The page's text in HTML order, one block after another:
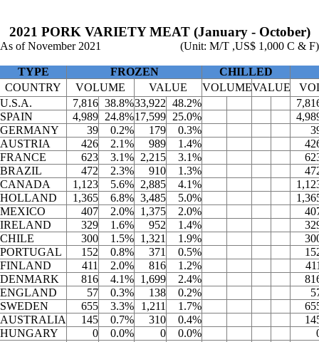
2021 PORK VARIETY MEAT (January - October)
As of November 2021 (Unit: M/T ,US$ 1,000 C & F)
TYPE FROZEN
CHILLED
COUNTRY
VOLUME VALUE VOLUMEVALUE
U.S.A.
7,816 38.8%33,922 48.2%
SPAIN
4,989 24.8%17,599 25.0%
GERMANY
39 0.2% 179 0.3%
AUSTRIA
426 2.1% 989 1.4%
FRANCE
623 3.1% 2,215 3.1%
BRAZIL
472 2.3% 910 1.3%
CANADA
1,123 5.6% 2,885 4.1%
HOLLAND
1,365 6.8% 3,485 5.0%
MEXICO
407 2.0% 1,375 2.0%
IRELAND
329 1.6% 952 1.4%
CHILE
300 1.5% 1,321 1.9%
PORTUGAL
152 0.8% 371 0.5%
FINLAND
411 2.0% 816 1.2%
DENMARK
816 4.1% 1,699 2.4%
ENGLAND
57 0.3% 138 0.2%
SWEDEN
655 3.3% 1,211 1.7%
AUSTRALIA
145 0.7% 310 0.4%
HUNGARY
0 0.0% 0 0.0%